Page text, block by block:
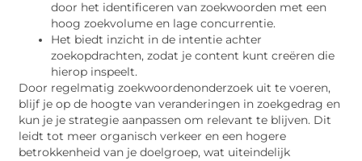
door het identificeren van zoekwoorden met een
hoog zoekvolume en lage concurrentie.
Het biedt inzicht in de intentie achter
zoekopdrachten, zodat je content kunt creëren die
hierop inspeelt.
Door regelmatig zoekwoordenonderzoek uit te voeren,
blijf je op de hoogte van veranderingen in zoekgedrag en
kun je je strategie aanpassen om relevant te blijven. Dit
leidt tot meer organisch verkeer en een hogere
betrokkenheid van je doelgroep, wat uiteindelijk